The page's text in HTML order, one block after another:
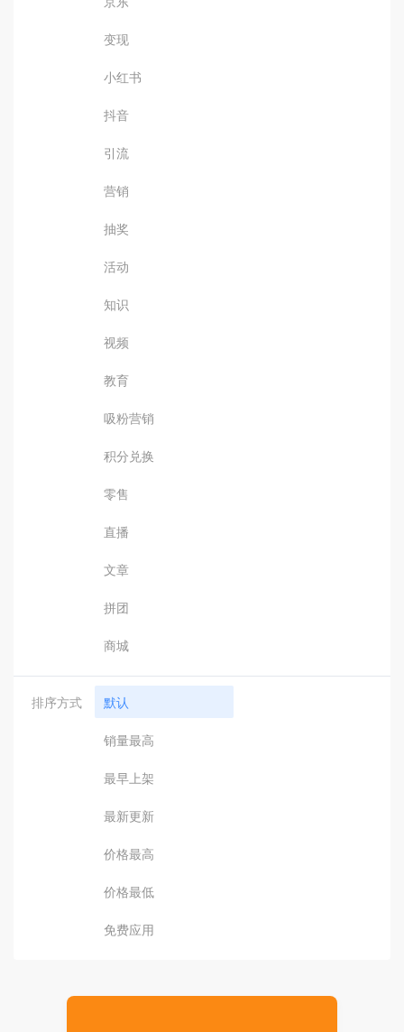
变现
小红书
抖音
引流
营销
抽奖
活动
知识
视频
教育
吸粉营销
积分兑换
零售
直播
文章
拼团
商城
排序方式 默认
销量最高
最早上架
最新更新
价格最高
价格最低
免费应用